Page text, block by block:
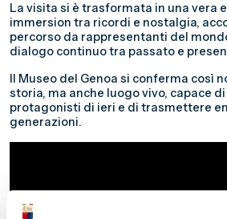
La visita si è trasformata in una vera
immersion tra ricordi e nostalgia,
percorso da rappresentanti del
dialogo continuo tra passato e
Il Museo del Genoa si conferma così
storia, ma anche luogo vivo, capace
protagonisti di ieri e di trasmettere
generazioni.